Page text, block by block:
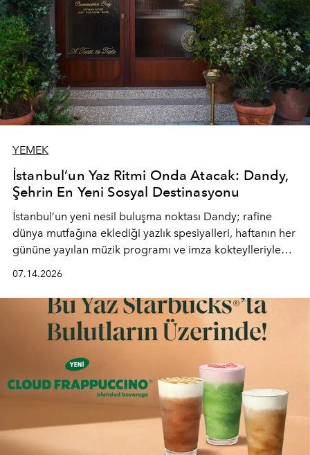
YEMEK
İstanbul’un Yaz Ritmi Onda Atacak: Dandy,
Şehrin En Yeni Sosyal Destinasyonu
İstanbul’un yeni nesil buluşma noktası Dandy; rafine
dünya mutfağına eklediği yazlık spesiyalleri, haftanın her
gününe yayılan müzik programı ve imza kokteylleriyle
lüks" anlayışıyla buluşturan mekan; gurme lezzetleri, iyi
müziği ve açık havadaki özel puro alanını tek bir çatı
altında sunuyor.
07.14.2026